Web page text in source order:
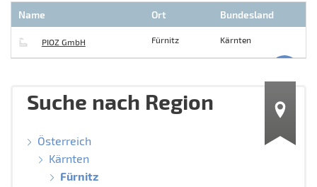
Name Ort Bundesland
PIOZ GmbH Fürnitz Kärnten
Suche nach Region
Österreich
Kärnten
Fürnitz